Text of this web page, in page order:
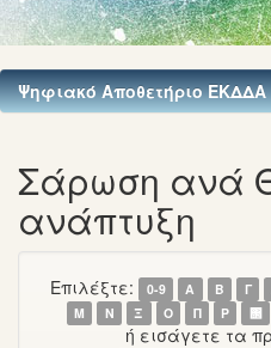
Ψηφιακό Αποθετήριο ΕΚΔΔΑ
Σάρωση ανά
ανάπτυξη
Επιλέξτε: 0-9 Α Β Γ
Μ
Ν Ξ Ο Π Ρ ΢
ή εισάγετε τα